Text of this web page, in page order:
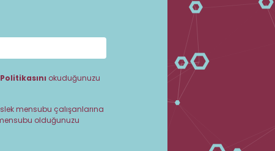
okuduğunuzu
mensubu çalışanlarına
olduğunuzu